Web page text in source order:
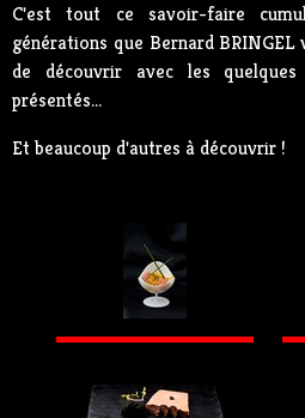
C'est tout ce savoir-faire
générations que Bernard BRINGEL
de découvrir avec les
présentés...
Et beaucoup d'autres à découvrir !